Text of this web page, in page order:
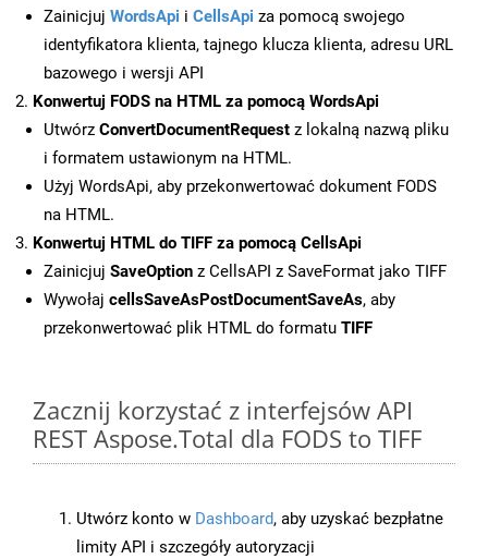
Zainicjuj WordsApi i CellsApi za pomocą swojego
identyfikatora klienta, tajnego klucza klienta, adresu URL
bazowego i wersji API
Konwertuj FODS na HTML za pomocą WordsApi
Utwórz ConvertDocumentRequest z lokalną nazwą pliku
i formatem ustawionym na HTML.
Użyj WordsApi, aby przekonwertować dokument FODS
na HTML.
Konwertuj HTML do TIFF za pomocą CellsApi
Zainicjuj SaveOption z CellsAPI z SaveFormat jako TIFF
Wywołaj cellsSaveAsPostDocumentSaveAs, aby
przekonwertować plik HTML do formatu TIFF
Zacznij korzystać z interfejsów API
REST Aspose.Total dla FODS to TIFF
Utwórz konto w Dashboard, aby uzyskać bezpłatne
limity API i szczegóły autoryzacji